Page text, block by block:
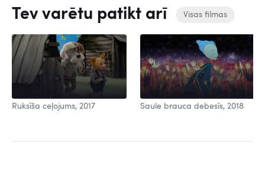
Tev varētu patikt arī Visas filmas
Ruksīša ceļojums, 2017 Saule brauca debesīs, 2018